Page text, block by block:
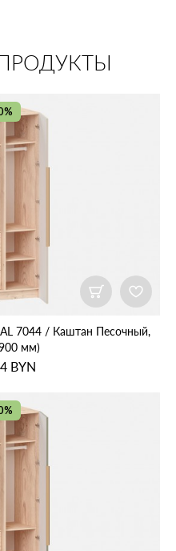
7044 / Каштан Песочный,
мм)
BYN